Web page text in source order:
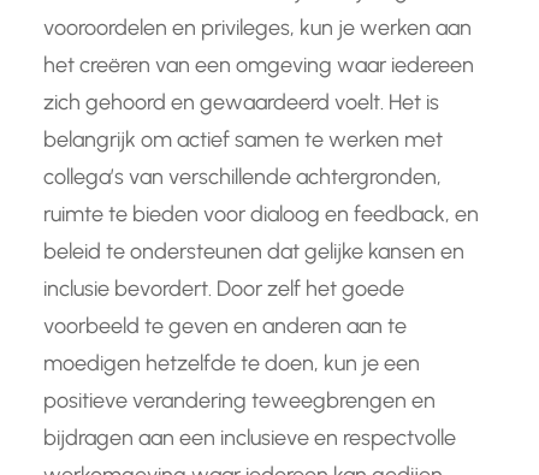
vooroordelen en privileges, kun je werken aan
het creëren van een omgeving waar iedereen
zich gehoord en gewaardeerd voelt. Het is
belangrijk om actief samen te werken met
collega’s van verschillende achtergronden,
ruimte te bieden voor dialoog en feedback, en
beleid te ondersteunen dat gelijke kansen en
inclusie bevordert. Door zelf het goede
voorbeeld te geven en anderen aan te
moedigen hetzelfde te doen, kun je een
positieve verandering teweegbrengen en
bijdragen aan een inclusieve en respectvolle